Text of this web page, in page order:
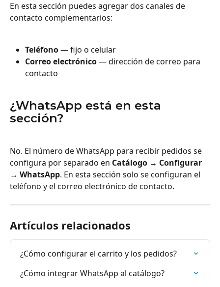
En esta sección puedes agregar dos canales de
contacto complementarios:
Teléfono — fijo o celular
Correo electrónico — dirección de correo para
contacto
¿WhatsApp está en esta
sección?
No. El número de WhatsApp para recibir pedidos se
configura por separado en Catálogo → Configurar
→ WhatsApp. En esta sección solo se configuran el
teléfono y el correo electrónico de contacto.
Artículos relacionados
¿Cómo configurar el carrito y los pedidos?
¿Cómo integrar WhatsApp al catálogo?